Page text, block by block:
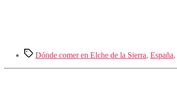
Etiquetas
Dónde comer en Elche de la Sierra, España,